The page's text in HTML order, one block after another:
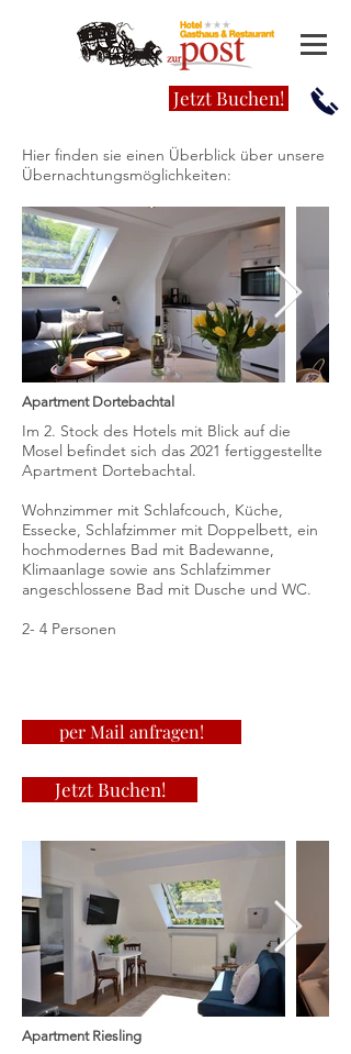
Jetzt Buchen!
Hier finden sie einen Überblick über unsere
Übernachtungsmöglichkeiten:
Apartment Dortebachtal
Im 2. Stock des Hotels mit Blick auf die
Mosel befindet sich das 2021 fertiggestellte
Apartment Dortebachtal.
Wohnzimmer mit Schlafcouch, Küche,
Essecke, Schlafzimmer mit Doppelbett, ein
hochmodernes Bad mit Badewanne,
Klimaanlage sowie ans Schlafzimmer
angeschlossene Bad mit Dusche und WC.
2- 4 Personen
per Mail anfragen!
Jetzt Buchen!
Apartment Riesling